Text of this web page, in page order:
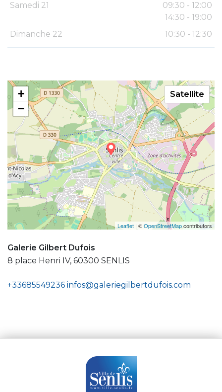
Samedi 21
09:30 - 12:00
14:30 - 19:00
Dimanche 22
10:30 - 12:30
+
−
Leaflet | ©OpenStreetMapcontributors
Satellite
Galerie Gilbert Dufois
8 place Henri IV, 60300 SENLIS
+33685549236 infos@galeriegilbertdufois.com